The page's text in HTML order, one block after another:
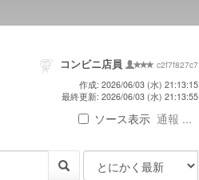
コンビニ店員
c2f7f827c7
作成: 2026/06/03 (水) 21:13:15
最終更新: 2026/06/03 (水) 21:13:55
ソース表示 通報 ...